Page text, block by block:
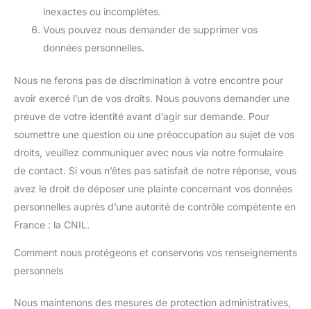
inexactes ou incomplètes.
Vous pouvez nous demander de supprimer vos
données personnelles.
Nous ne ferons pas de discrimination à votre encontre pour
avoir exercé l’un de vos droits. Nous pouvons demander une
preuve de votre identité avant d’agir sur demande. Pour
soumettre une question ou une préoccupation au sujet de vos
droits, veuillez communiquer avec nous via notre formulaire
de contact. Si vous n’êtes pas satisfait de notre réponse, vous
avez le droit de déposer une plainte concernant vos données
personnelles auprès d’une autorité de contrôle compétente en
France : la CNIL.
Comment nous protégeons et conservons vos renseignements
personnels
Nous maintenons des mesures de protection administratives,